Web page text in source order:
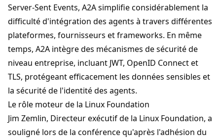
Server-Sent Events, A2Asimplifie considérablement la
difficulté d'intégration des agents à travers différentes
plateformes, fournisseurs et frameworks. En même
temps, A2A intègre des mécanismes de sécurité de
niveau entreprise, incluant JWT, OpenID Connect et
TLS, protégeant efficacement les données sensibles et
la sécurité de l'identité des agents.
Le rôle moteur de la Linux Foundation
Jim Zemlin, Directeur exécutif de la Linux Foundation, a
souligné lors de la conférence qu'après l'adhésion du